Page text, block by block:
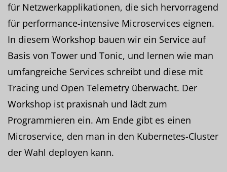
für Netzwerkapplikationen, die sich hervorragend
für performance-intensive Microservices eignen.
In diesem Workshop bauen wir ein Service auf
Basis von Tower und Tonic, und lernen wie man
umfangreiche Services schreibt und diese mit
Tracing und Open Telemetry überwacht. Der
Workshop ist praxisnah und lädt zum
Programmieren ein. Am Ende gibt es einen
Microservice, den man in den Kubernetes-Cluster
der Wahl deployen kann.